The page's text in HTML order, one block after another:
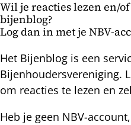
Wil je reacties lezen en/
bijenblog?
Log dan in met je NBV-
Het Bijenblog is een
Bijenhoudersvereniging.
om reacties te lezen en
Heb je geen NBV-